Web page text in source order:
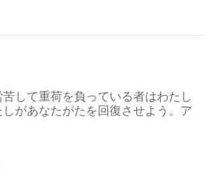
して重荷を負っている者はわたし
があなたがたを回復させよう。ア